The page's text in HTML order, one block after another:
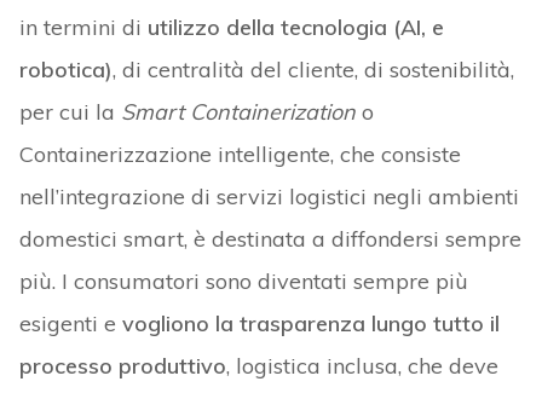
in termini di utilizzo della tecnologia (AI, e
robotica), di centralità del cliente, di sostenibilità,
per cui la Smart Containerizationo
Containerizzazione intelligente, che consiste
nell’integrazione di servizi logistici negli ambienti
domestici smart, è destinata a diffondersi sempre
più. I consumatori sono diventati sempre più
esigenti e vogliono la trasparenza lungo tutto il
processo produttivo, logistica inclusa, che deve